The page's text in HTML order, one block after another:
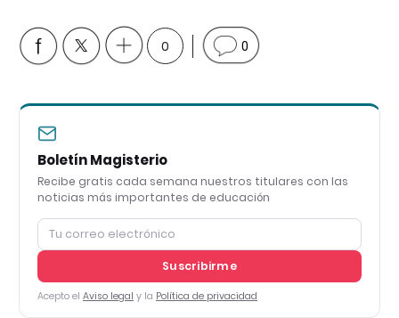
0 0
Boletín Magisterio
Recibe gratis cada semana nuestros titulares con las
noticias más importantes de educación
Suscribirme
Acepto el Aviso legal y la Política de privacidad